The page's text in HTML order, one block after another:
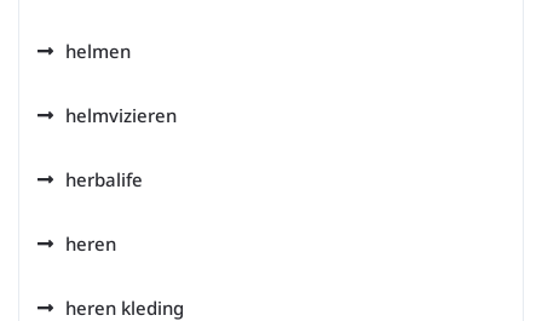
helmen
helmvizieren
herbalife
heren
heren kleding